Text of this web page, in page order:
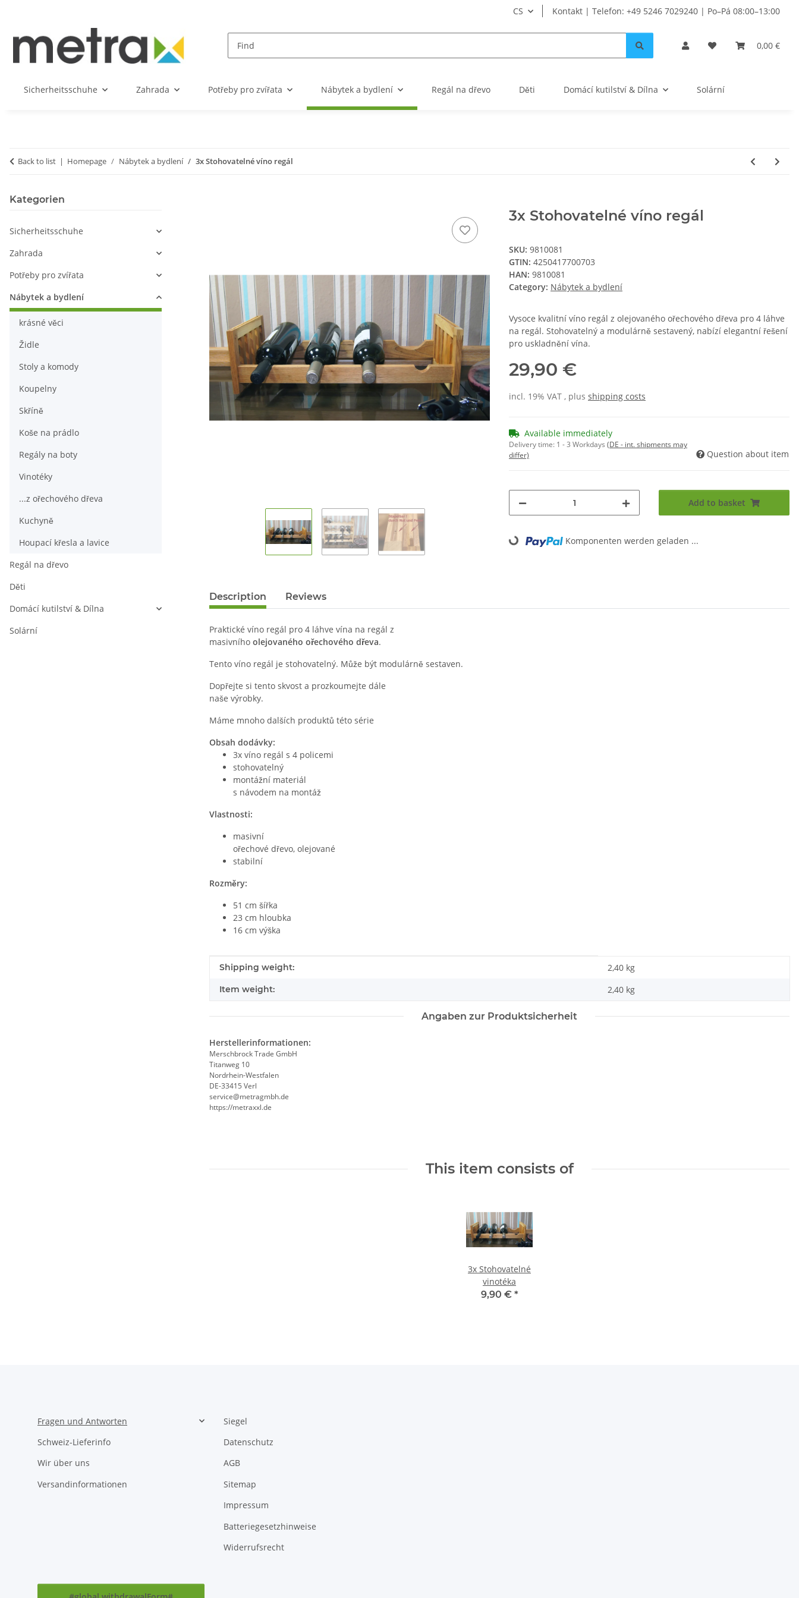
CS Kontakt | Telefon: +49 5246 7029240 | Po–Pá 08:00–13:00
0,00 €
Sicherheitsschuhe Zahrada Potřeby pro zvířata Nábytek a bydlení Regál na dřevo Děti Domácí kutilství & Dílna Solární
Back to list Homepage Nábytek a bydlení 3x Stohovatelné víno regál
3x Stohovatelné víno regál
SKU: 9810081
GTIN: 4250417700703
HAN: 9810081
Category: Nábytek a bydlení
Vysoce kvalitní víno regál z olejovaného ořechového dřeva pro 4 láhve
na regál. Stohovatelný a modulárně sestavený, nabízí elegantní řešení
pro uskladnění vína.
29,90 €
incl. 19% VAT , plus shipping costs
Available immediately
Delivery time: 1 - 3 Workdays (DE - int. shipments may
differ)
Question about item
Add to basket
Loading... Komponenten werden geladen ...
Description Reviews
Praktické víno regál pro 4 láhve vína na regál z
masivního olejovaného ořechového dřeva.
Tento víno regál je stohovatelný. Může být modulárně sestaven.
Dopřejte si tento skvost a prozkoumejte dále
naše výrobky.
Máme mnoho dalších produktů této série
Obsah dodávky:
3x víno regál s 4 policemi
stohovatelný
montážní materiál
s návodem na montáž
Vlastnosti:
masivní
ořechové dřevo, olejované
stabilní
Rozměry:
51 cm šířka
23 cm hloubka
16 cm výška
#productDetails.itemInformation#
#productDetails.itemValue#
Shipping weight: 2,40 kg
Item weight: 2,40 kg
Angaben zur Produktsicherheit
Herstellerinformationen:
Merschbrock Trade GmbH
Titanweg 10
Nordrhein-Westfalen
DE-33415 Verl
service@metragmbh.de
https://metraxxl.de
This item consists of
3x Stohovatelné
vinotéka
9,90 € *
Kategorien
Sicherheitsschuhe
Zahrada
Potřeby pro zvířata
Nábytek a bydlení
krásné věci
Židle
Stoly a komody
Koupelny
Skříně
Koše na prádlo
Regály na boty
Vinotéky
...z ořechového dřeva
Kuchyně
Houpací křesla a lavice
Regál na dřevo
Děti
Domácí kutilství & Dílna
Solární
Fragen und Antworten
Schweiz-Lieferinfo
Wir über uns
Versandinformationen
Siegel
Datenschutz
AGB
Sitemap
Impressum
Batteriegesetzhinweise
Widerrufsrecht